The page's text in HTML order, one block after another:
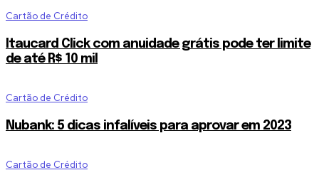
Cartão de Crédito
Itaucard Click com anuidade grátis pode ter limite
de até R$ 10 mil
Cartão de Crédito
Nubank: 5 dicas infalíveis para aprovar em 2023
Cartão de Crédito